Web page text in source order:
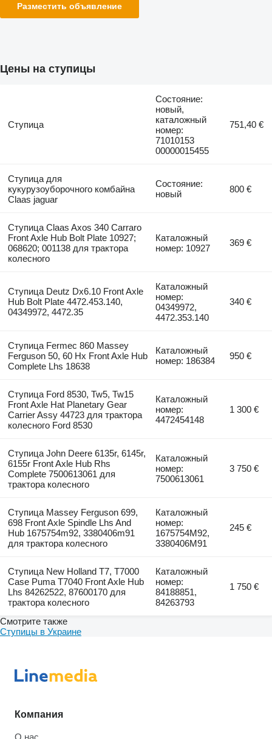
Разместить объявление
Цены на ступицы
Ступица
Состояние:
новый,
каталожный
номер:
71010153
00000015455
751,40 €
Ступица для
кукурузоуборочного комбайна
Claas jaguar
Состояние:
новый
800 €
Ступица Claas Axos 340 Carraro
Front Axle Hub Bolt Plate 10927;
068620; 001138 для трактора
колесного
Каталожный
номер: 10927
369 €
Ступица Deutz Dx6.10 Front Axle
Hub Bolt Plate 4472.453.140,
04349972, 4472.35
Каталожный
номер:
04349972,
4472.353.140
340 €
Ступица Fermec 860 Massey
Ferguson 50, 60 Hx Front Axle Hub
Complete Lhs 18638
Каталожный
номер: 186384
950 €
Ступица Ford 8530, Tw5, Tw15
Front Axle Hat Planetary Gear
Carrier Assy 44723 для трактора
колесного Ford 8530
Каталожный
номер:
4472454148
1 300 €
Ступица John Deere 6135r, 6145r,
6155r Front Axle Hub Rhs
Complete 7500613061 для
трактора колесного
Каталожный
номер:
7500613061
3 750 €
Ступица Massey Ferguson 699,
698 Front Axle Spindle Lhs And
Hub 1675754m92, 3380406m91
для трактора колесного
Каталожный
номер:
1675754M92,
3380406M91
245 €
Ступица New Holland T7, T7000
Case Puma T7040 Front Axle Hub
Lhs 84262522, 87600170 для
трактора колесного
Каталожный
номер:
84188851,
84263793
1 750 €
Смотрите также
Ступицы в Украине
Компания
О нас